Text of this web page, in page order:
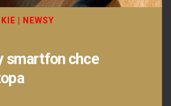
NEWSY
smartfon chce